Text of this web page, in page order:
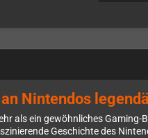
Nintendos
als ein gewöhnliches Gaming-
Geschichte des